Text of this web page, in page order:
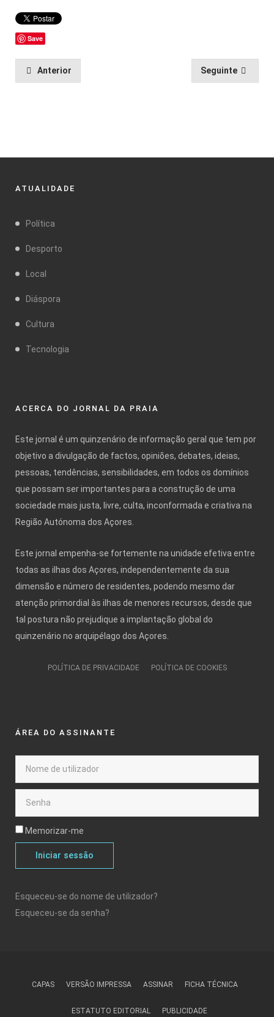
Save
Anterior Seguinte
ATUALIDADE
Política
Desporto
Local
Diáspora
Cultura
Tecnologia
ACERCA DO JORNAL DA PRAIA
Este jornal é um quinzenário de informação geral que tem por
objetivo a divulgação de factos, opiniões, debates, ideias,
pessoas, tendências, sensibilidades, em todos os domínios
que possam ser importantes para a construção de uma
sociedade mais justa, livre, culta, inconformada e criativa na
Região Autónoma dos Açores.
Este jornal empenha-se fortemente na unidade efetiva entre
todas as ilhas dos Açores, independentemente da sua
dimensão e número de residentes, podendo mesmo dar
atenção primordial às ilhas de menores recursos, desde que
tal postura não prejudique a implantação global do
quinzenário no arquipélago dos Açores.
POLÍTICA DE PRIVACIDADE POLÍTICA DE COOKIES
ÁREA DO ASSINANTE
Memorizar-me
Iniciar sessão
Esqueceu-se do nome de utilizador?
Esqueceu-se da senha?
CAPAS VERSÃO IMPRESSA ASSINAR FICHA TÉCNICA
ESTATUTO EDITORIAL PUBLICIDADE